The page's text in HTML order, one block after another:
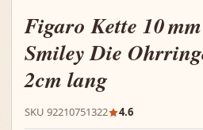
Figaro Kette 10
Smiley Die
2cm lang
SKU 92210751322 4.6